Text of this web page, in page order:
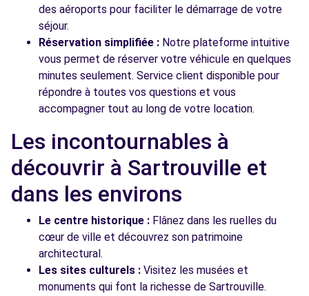
des aéroports pour faciliter le démarrage de votre
séjour.
Réservation simplifiée : Notre plateforme intuitive
vous permet de réserver votre véhicule en quelques
minutes seulement. Service client disponible pour
répondre à toutes vos questions et vous
accompagner tout au long de votre location.
Les incontournables à
découvrir à Sartrouville et
dans les environs
Le centre historique : Flânez dans les ruelles du
cœur de ville et découvrez son patrimoine
architectural.
Les sites culturels : Visitez les musées et
monuments qui font la richesse de Sartrouville.